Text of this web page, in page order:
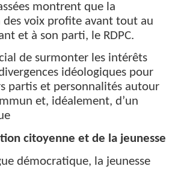
montrent que la
voix profite avant tout au
et à son parti, le RDPC.
de surmonter les intérêts
idéologiques pour
partis et personnalités autour
et, idéalement, d’un
citoyenne et de la jeunesse
démocratique, la jeunesse